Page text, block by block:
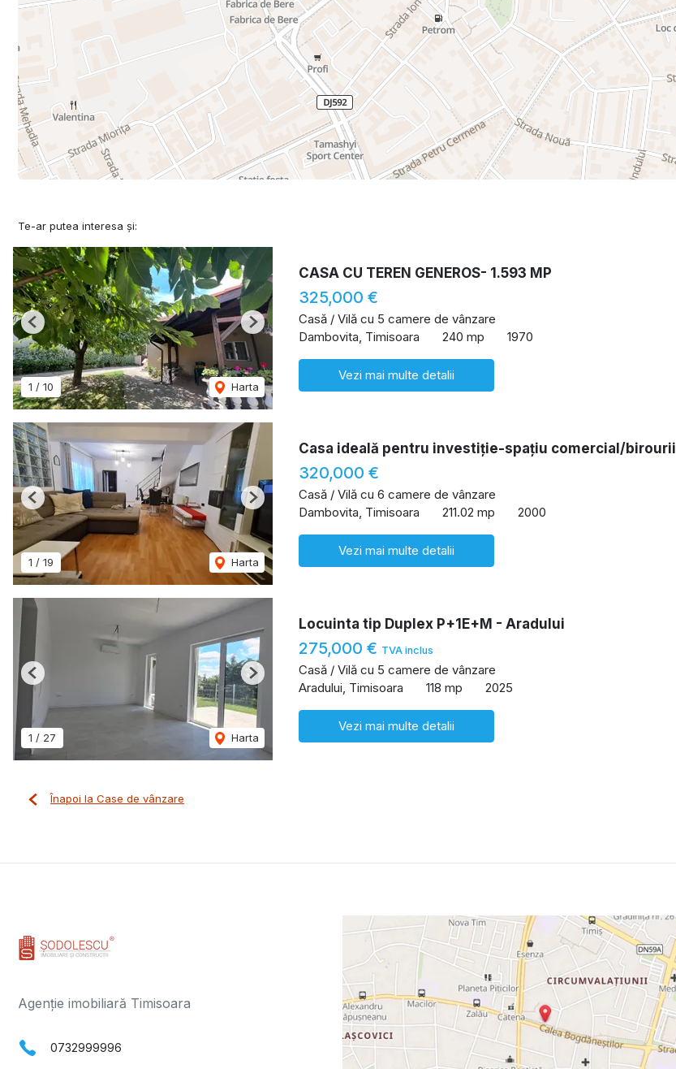
Te-ar putea interesa și:
1 / 10 Harta
Previous Next
CASA CU TEREN GENEROS- 1.593 MP
325,000 €
Casă / Vilă cu 5 camere de vânzare
Dambovita, Timisoara
240 mp 1970
Vezi mai multe detalii
1 / 19 Harta
Previous Next
Casa ideală pentru investiție-spațiu comercial/birourii
320,000 €
Casă / Vilă cu 6 camere de vânzare
Dambovita, Timisoara
211.02 mp 2000
Vezi mai multe detalii
1 / 27 Harta
Previous Next
Locuinta tip Duplex P+1E+M - Aradului
275,000 € TVA inclus
Casă / Vilă cu 5 camere de vânzare
Aradului, Timisoara
118 mp 2025
Vezi mai multe detalii
Înapoi la Case de vânzare
Agenție imobiliară Timisoara
0732999996